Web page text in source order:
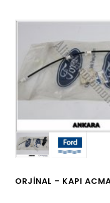
ORJİNAL - KAPI